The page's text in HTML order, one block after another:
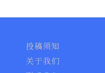
投稿须知
关于我们